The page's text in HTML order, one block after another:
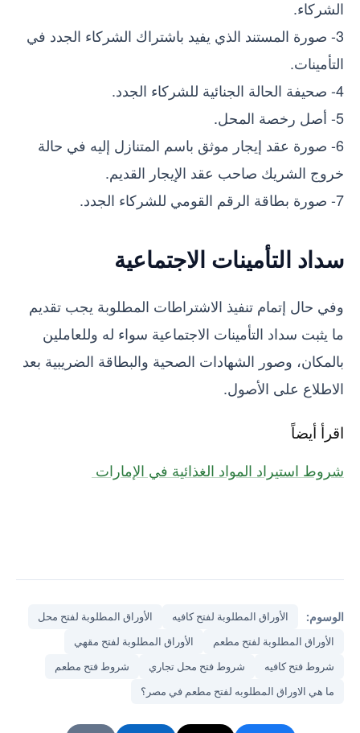
الشركاء.
3- صورة المستند الذي يفيد باشتراك الشركاء الجدد في
التأمينات.
4- صحيفة الحالة الجنائية للشركاء الجدد.
5- أصل رخصة المحل.
6- صورة عقد إيجار موثق باسم المتنازل إليه في حالة
خروج الشريك صاحب عقد الإيجار القديم.
7- صورة بطاقة الرقم القومي للشركاء الجدد.
سداد التأمينات الاجتماعية
وفي حال إتمام تنفيذ الاشتراطات المطلوبة يجب تقديم
ما يثبت سداد التأمينات الاجتماعية سواء له وللعاملين
بالمكان، وصور الشهادات الصحية والبطاقة الضريبية بعد
الاطلاع على الأصول.
اقرأ أيضاً
شروط استيراد المواد الغذائية في الإمارات
الوسوم: الأوراق المطلوبة لفتح كافيه
الأوراق المطلوبة لفتح محل
الأوراق المطلوبة لفتح مطعم
الأوراق المطلوبة لفتح مقهي
شروط فتح كافيه
شروط فتح محل تجاري
شروط فتح مطعم
ما هي الاوراق المطلوبه لفتح مطعم في مصر؟